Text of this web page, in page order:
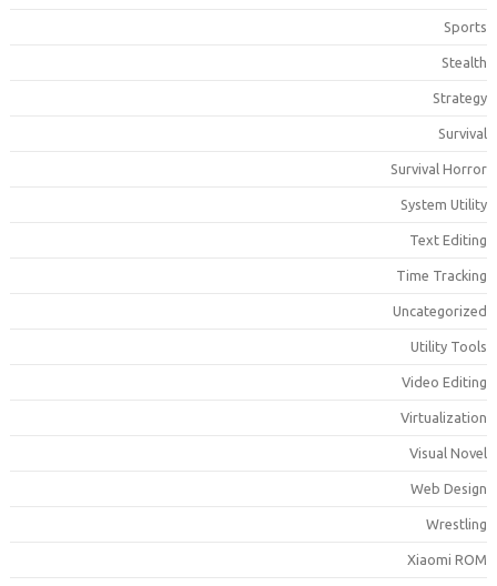
Survival
System
Text
Time
Utility
Video
Visual
Web
Xiaomi